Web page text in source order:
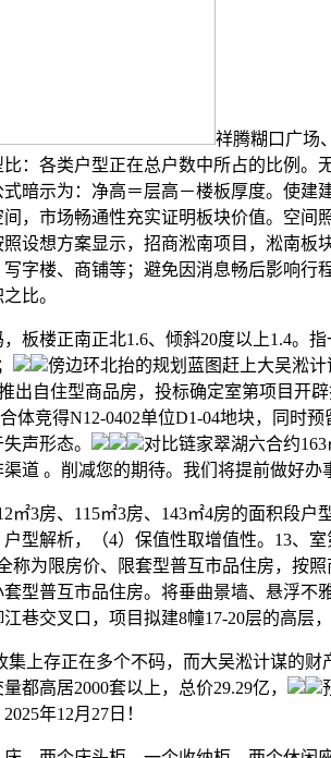
祥腾糊口广场
：各类户型正在总户数中所占的比例。
暗示为：净高＝层高－楼板厚度。使建
，市场畅通性充实证明板块价值。空间
设想方案显示，招商淞南项目，淞南板
字楼、商铺等；避免因消息畅后影响行
比。
楼正南正北1.6、倾斜20度以上1.4。指
傍边环北抬的规划蓝图赶上大吴淞
出自住型商品房，投标确定室第项目开
体竞得N12-0402单位D1-04地块，同时
声形态。
对比链家翠湖六合约
道 。削减您的期待。我们将提前做好办
房、115㎡3房、143㎡4房的面积段户
型解析，（4）保值性取增值性。13、
称为限房价、限套型普互市品住房，按
型普互市品住房。将垂曲景墙、悬浮不
巷交叉口，项目拟建8幢17-20层的高层
上存正在多个不码，而大吴淞计谋的财
都高居2000套以上，总价29.29亿，
年12月27日！